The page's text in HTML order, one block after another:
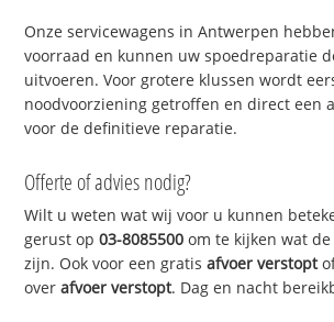
Onze servicewagens in Antwerpen
voorraad en kunnen uw spoedreparatie
uitvoeren. Voor grotere klussen wordt
noodvoorziening getroffen en direct een
voor de definitieve reparatie.
Offerte of advies nodig?
Wilt u weten wat wij voor u kunnen
gerust op03-8085500 om te kijken wat
zijn. Ook voor een gratisafvoer verstopt
overafvoer verstopt. Dag en nacht